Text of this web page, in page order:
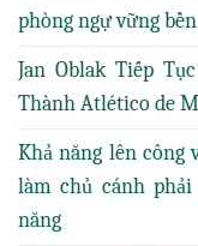
phòng ngự vững bền
Jan Oblak Tiếp
Thành Atlético de
Khả năng lên công
làm chủ cánh
năng